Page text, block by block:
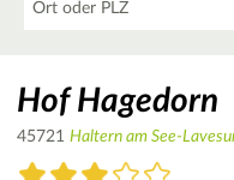
Hof Hagedorn
45721 Haltern am See-